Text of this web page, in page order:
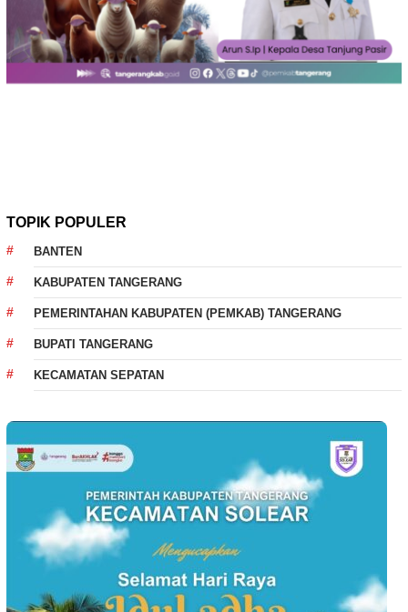
TOPIK POPULER
BANTEN
KABUPATEN TANGERANG
PEMERINTAHAN KABUPATEN (PEMKAB) TANGERANG
BUPATI TANGERANG
KECAMATAN SEPATAN